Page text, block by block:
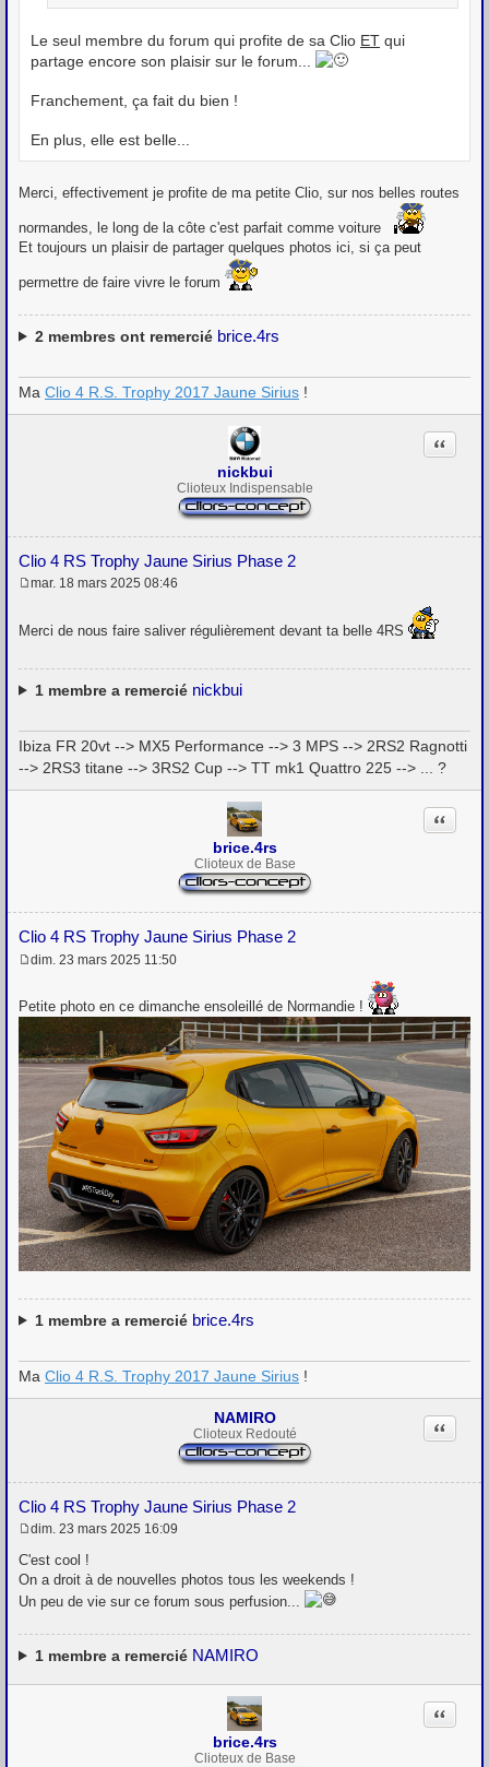
Le seul membre du forum qui profite de sa Clio ET qui
partage encore son plaisir sur le forum...
Franchement, ça fait du bien !
En plus, elle est belle...
Merci, effectivement je profite de ma petite Clio, sur nos belles routes
normandes, le long de la côte c'est parfait comme voiture
Et toujours un plaisir de partager quelques photos ici, si ça peut
permettre de faire vivre le forum
2membres ont remercié brice.4rs
Ma Clio 4 R.S. Trophy 2017 Jaune Sirius !
nickbui
Clioteux Indispensable
Clio 4 RS Trophy Jaune Sirius Phase 2
Citation
s
g
e
mar. 18 mars 2025 08:46
Merci de nous faire saliver régulièrement devant ta belle 4RS
1membre a remercié nickbui
Ibiza FR 20vt --> MX5 Performance --> 3 MPS --> 2RS2 Ragnotti
--> 2RS3 titane --> 3RS2 Cup --> TT mk1 Quattro 225 --> ... ?
brice.4rs
Clioteux de Base
Clio 4 RS Trophy Jaune Sirius Phase 2
Citation
s
s
a
g
e
dim. 23 mars 2025 11:50
Petite photo en ce dimanche ensoleillé de Normandie !
1membre a remercié brice.4rs
Ma Clio 4 R.S. Trophy 2017 Jaune Sirius !
NAMIRO
Clioteux Redouté
Clio 4 RS Trophy Jaune Sirius Phase 2
Citation
e
s
a
e
dim. 23 mars 2025 16:09
C'est cool !
On a droit à de nouvelles photos tous les weekends !
Un peu de vie sur ce forum sous perfusion...
1membre a remercié NAMIRO
brice.4rs
Clioteux de Base
Citation